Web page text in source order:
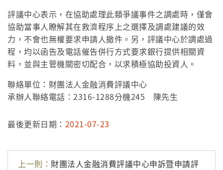
評議中心表示，在協助處理此類爭議事件之調處時，僅會
協助當事人瞭解其在救濟程序上之選擇及調處建議的效
力，不會也無權要求申請人撤件。另，評議中心於調處過
程，均以函告及電話催告併行方式要求銀行提供相關資
料，並與主管機關密切配合，以求積極協助投資人。
聯絡單位：財團法人金融消費評議中心
承辦人聯絡電話：2316-1288分機245 陳先生
最後更新日期： 2021-07-23
上一則： 財團法人金融消費評議中心申訴暨申請評